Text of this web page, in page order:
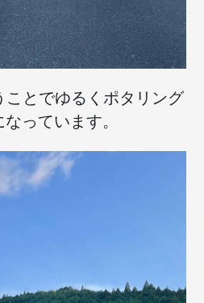
ことでゆるくポタリング
っています。